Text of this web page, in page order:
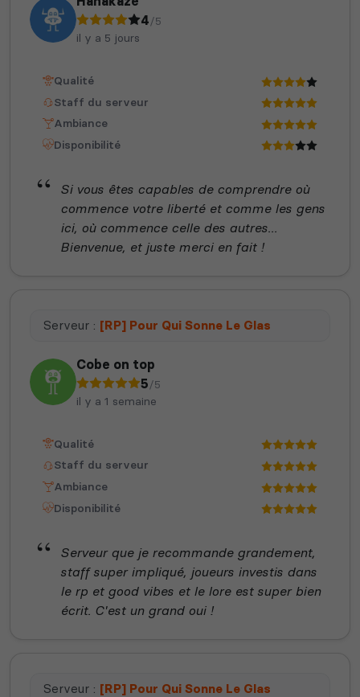
4/5
il y a 5 jours
Qualité
Staff du serveur
Ambiance
Disponibilité
Si vous êtes capables de comprendre où
commence votre liberté et comme les gens
ici, où commence celle des autres...
Bienvenue, et juste merci en fait !
Serveur : [RP] Pour Qui Sonne Le Glas
Cobe on top
5/5
il y a 1 semaine
Qualité
Staff du serveur
Ambiance
Disponibilité
Serveur que je recommande grandement,
staff super impliqué, joueurs investis dans
le rp et good vibes et le lore est super bien
écrit. C'est un grand oui !
Serveur : [RP] Pour Qui Sonne Le Glas